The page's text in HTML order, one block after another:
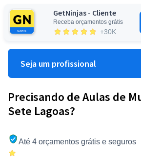
GetNinjas - Cliente
Receba orçamentos grátis
+30K
Seja um profissional
Precisando de Aulas de
Sete Lagoas?
Até 4 orçamentos grátis e seguros